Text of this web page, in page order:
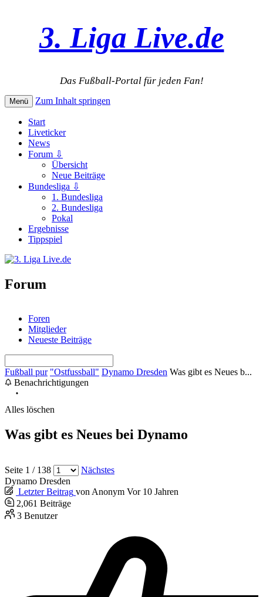
3. Liga Live.de
Das Fußball-Portal für jeden Fan!
Menü Zum Inhalt springen
Start
Liveticker
News
Forum ⇩
Übersicht
Neue Beiträge
Bundesliga ⇩
1. Bundesliga
2. Bundesliga
Pokal
Ergebnisse
Tippspiel
Forum
Foren
Mitglieder
Neueste Beiträge
Fußball pur "Ostfussball" Dynamo Dresden Was gibt es Neues b...
Benachrichtigungen
Alles löschen
Was gibt es Neues bei Dynamo
Seite 1 / 138
Nächstes
Dynamo Dresden
Letzter Beitrag von Anonym Vor 10 Jahren
2,061 Beiträge
3 Benutzer